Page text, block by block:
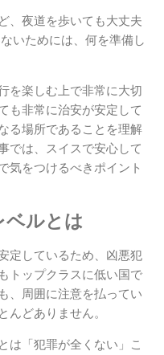
、夜道を歩いても大丈夫
いためには、何を準備し
を楽しむ上で非常に大切
も非常に治安が安定して
る場所であることを理解
では、スイスで安心して
気をつけるべきポイント
ベルとは
定しているため、凶悪犯
トップクラスに低い国で
、周囲に注意を払ってい
んどありません。
は「犯罪が全くない」こ